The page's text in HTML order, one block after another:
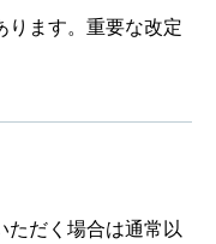
ります。重要な改定
ただく場合は通常以